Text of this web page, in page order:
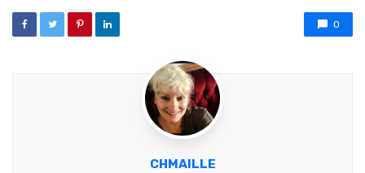
0
CHMAILLE